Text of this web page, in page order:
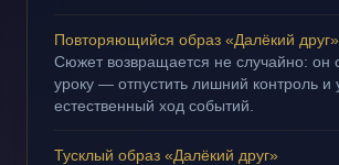
Повторяющийся образ «Далёкий друг»
Сюжет возвращается не случайно: он
уроку — отпустить лишний контроль и
естественный ход событий.
Тусклый образ «Далёкий друг»